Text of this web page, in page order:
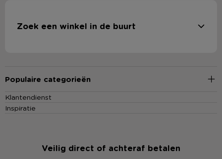
Zoek een winkel in de buurt
Populaire categorieën
Klantendienst
Inspiratie
Veilig direct of achteraf betalen